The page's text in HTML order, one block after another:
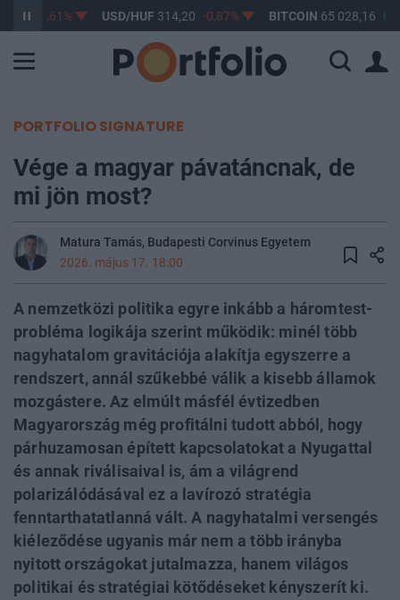
-0,61% USD/HUF314,20 -0,87% BITCOIN65 028,16
PORTFOLIO SIGNATURE
Vége a magyar pávatáncnak, de
mi jön most?
Matura Tamás, Budapesti Corvinus Egyetem
2026. május 17. 18:00
A nemzetközi politika egyre inkább a háromtest-
probléma logikája szerint működik: minél több
nagyhatalom gravitációja alakítja egyszerre a
rendszert, annál szűkebbé válik a kisebb államok
mozgástere. Az elmúlt másfél évtizedben
Magyarország még profitálni tudott abból, hogy
párhuzamosan épített kapcsolatokat a Nyugattal
és annak riválisaival is, ám a világrend
polarizálódásával ez a lavírozó stratégia
fenntarthatatlanná vált. A nagyhatalmi versengés
kiéleződése ugyanis már nem a több irányba
nyitott országokat jutalmazza, hanem világos
politikai és stratégiai kötődéseket kényszerít ki.